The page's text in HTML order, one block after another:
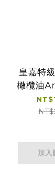
皇嘉特
橄欖油
加入